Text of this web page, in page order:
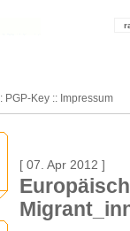
PGP-Key :: Impressum
[ 07. Apr 2012 ]